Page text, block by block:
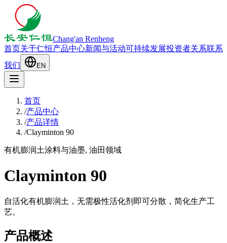
Chang'an Renheng
首页关于仁恒产品中心新闻与活动可持续发展投资者关系联系
我们
EN
首页
/产品中心
/产品详情
/Clayminton 90
有机膨润土涂料与油墨, 油田领域
Clayminton 90
自活化有机膨润土，无需极性活化剂即可分散，简化生产工
艺。
产品概述